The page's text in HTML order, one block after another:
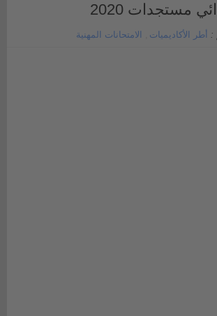
مستجدات 2020
: أطر الأكاديميات الامتحانات المهنية